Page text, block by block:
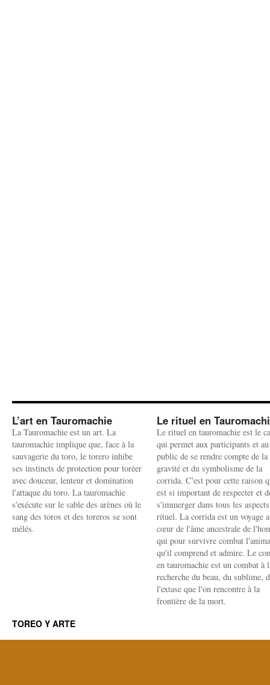
L’art en Tauromachie
La Tauromachie est un art. La
tauromachie implique que, face à la
sauvagerie du toro, le torero inhibe
ses instincts de protection pour toréer
avec douceur, lenteur et domination
l'attaque du toro. La tauromachie
s'exécute sur le sable des arènes où le
sang des toros et des toreros se sont
mêlés.
Le rituel en
Le rituel en tauromachie est le
qui permet aux participants et au
public de se rendre compte de la
gravité et du symbolisme de la
corrida. C'est pour cette raison
est si important de respecter et
s'immerger dans tous les
rituel. La corrida est un voyage
cœur de l'âme ancestrale de
qui pour survivre combat
qu'il comprend et admire. Le
en tauromachie est un combat à
recherche du beau, du sublime,
l'extase que l'on rencontre à la
frontière de la mort.
TOREO Y ARTE